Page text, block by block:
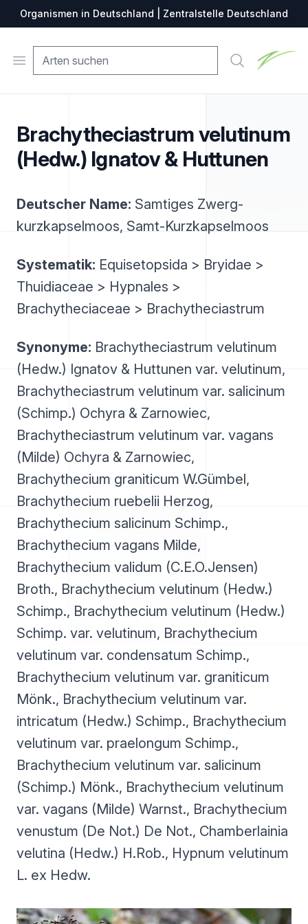
Organismen in Deutschland | Zentralstelle Deutschland
Open menu Suche
Brachytheciastrum velutinum
(Hedw.) Ignatov & Huttunen
Deutscher Name: Samtiges Zwerg-
kurzkapselmoos, Samt-Kurzkapselmoos
Systematik: Equisetopsida > Bryidae >
Thuidiaceae > Hypnales >
Brachytheciaceae > Brachytheciastrum
Synonyme: Brachytheciastrum velutinum
(Hedw.) Ignatov & Huttunen var. velutinum,
Brachytheciastrum velutinum var. salicinum
(Schimp.) Ochyra & Zarnowiec,
Brachytheciastrum velutinum var. vagans
(Milde) Ochyra & Zarnowiec,
Brachythecium graniticum W.Gümbel,
Brachythecium ruebelii Herzog,
Brachythecium salicinum Schimp.,
Brachythecium vagans Milde,
Brachythecium validum (C.E.O.Jensen)
Broth., Brachythecium velutinum (Hedw.)
Schimp., Brachythecium velutinum (Hedw.)
Schimp. var. velutinum, Brachythecium
velutinum var. condensatum Schimp.,
Brachythecium velutinum var. graniticum
Mönk., Brachythecium velutinum var.
intricatum (Hedw.) Schimp., Brachythecium
velutinum var. praelongum Schimp.,
Brachythecium velutinum var. salicinum
(Schimp.) Mönk., Brachythecium velutinum
var. vagans (Milde) Warnst., Brachythecium
venustum (De Not.) De Not., Chamberlainia
velutina (Hedw.) H.Rob., Hypnum velutinum
L. ex Hedw.